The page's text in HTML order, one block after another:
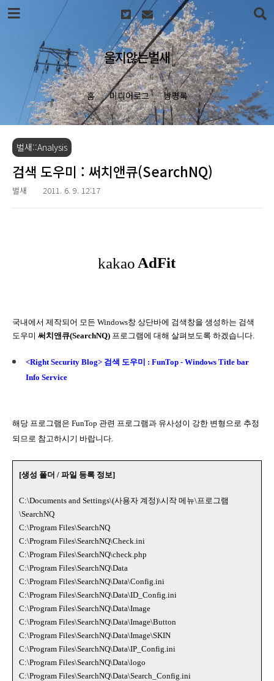
본문 바로가기
울지않는벌새
홈 미디어로그 방명록
벌새::Analysis
검색 도우미 : 써치앤큐(SearchNQ)
벌새 2011. 6. 9. 12:17
국내에서 제작되어 모든 Windows창 상단바에 검색창을 생성하는 검색
도우미 써치앤큐(SearchNQ) 프로그램에 대해 살펴보도록 하겠습니다.
<Right Security Blog> 검색 도우미 : FunTop - Windows Title bar
Info Service
해당 프로그램은 FunTop 관련 프로그램과 유사성이 강한 변형으로 추정
되므로 참고하시기 바랍니다.
[생성 폴더 / 파일 등록 정보]
C:\Documents and Settings\(사용자 계정)\시작 메뉴\프로그램
\SearchNQ
C:\Program Files\SearchNQ
C:\Program Files\SearchNQ\Check.ini
C:\Program Files\SearchNQ\check.php
C:\Program Files\SearchNQ\Data
C:\Program Files\SearchNQ\Data\Config.ini
C:\Program Files\SearchNQ\Data\ID_Config.ini
C:\Program Files\SearchNQ\Data\Image
C:\Program Files\SearchNQ\Data\Image\Button
C:\Program Files\SearchNQ\Data\Image\SKIN
C:\Program Files\SearchNQ\Data\IP_Config.ini
C:\Program Files\SearchNQ\Data\logo
C:\Program Files\SearchNQ\Data\Search_Config.ini